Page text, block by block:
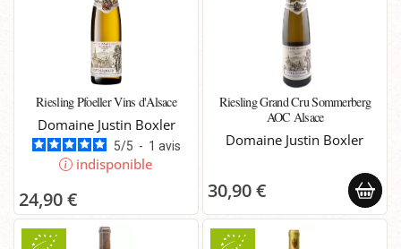
Riesling Pfoeller Vins d'Alsace
Domaine Justin Boxler
5/5 - 1 avis
indisponible
24,90 €
Riesling Grand Cru Sommerberg
AOC Alsace
Domaine Justin Boxler
30,90 €